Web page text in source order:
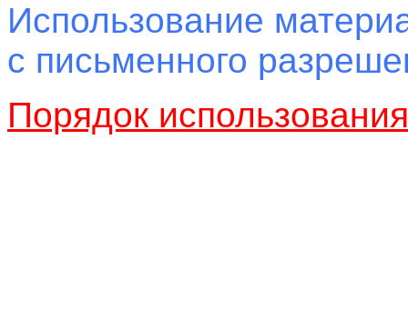
Использование
с письменного
Порядок